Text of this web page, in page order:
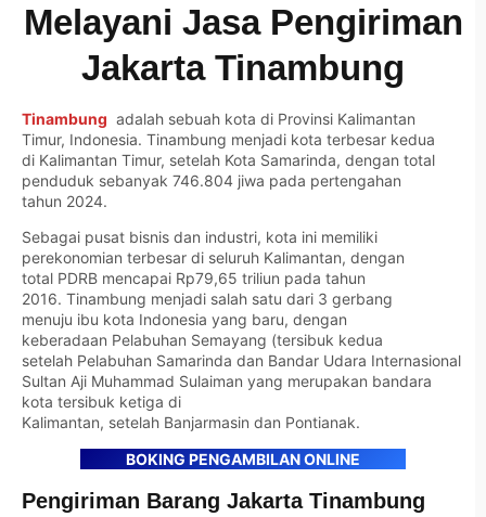
Melayani Jasa Pengiriman
Jakarta Tinambung
Tinambung adalah sebuah kota di Provinsi Kalimantan
Timur, Indonesia. Tinambung menjadi kota terbesar kedua
di Kalimantan Timur, setelah Kota Samarinda, dengan total
penduduk sebanyak 746.804 jiwa pada pertengahan
tahun 2024.
Sebagai pusat bisnis dan industri, kota ini memiliki
perekonomian terbesar di seluruh Kalimantan, dengan
total PDRB mencapai Rp79,65 triliun pada tahun
2016. Tinambung menjadi salah satu dari 3 gerbang
menuju ibu kota Indonesia yang baru, dengan
keberadaan Pelabuhan Semayang (tersibuk kedua
setelah Pelabuhan Samarinda dan Bandar Udara Internasional
Sultan Aji Muhammad Sulaiman yang merupakan bandara
kota tersibuk ketiga di
Kalimantan, setelah Banjarmasin dan Pontianak.
BOKING PENGAMBILAN ONLINE
Pengiriman Barang Jakarta Tinambung